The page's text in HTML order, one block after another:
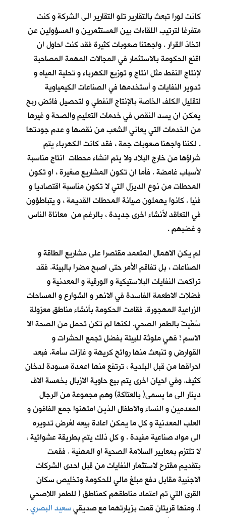
كانت لورا تبعث بالتقارير تلو التقارير الى الشركة و كنت
متفرغا لترتيب اللقاءات بين المستثمرين و المسؤولين عن
اتخاذ القرار . واجهتنا صعوبات كثيرة فقد كنت احاول ان
اقنع الحكومة بالاستثمار في المجالات المهمة المصاحبة
لإنتاج النفط مثل انتاج و توزيع الكهرباء و تحلية المياه و
تدوير النفايات و أستخدمها في الصناعات الكيمياوية
لتقليل الكلف الخاصة بالإنتاج النفطي و لتحصيل فائض ربح
يمكن ان يسد النقص في خدمات التعليم والصحة و غيرها
من الخدمات التي يعاني الشعب من نقصها و عدم جودتها
. لكننا واجهنا صعوبات جمة ، فقد كانت الكهرباء يتم
شراؤها من خارج البلاد ولا يتم انشاء محطات انتاج مناسبة
لأسباب غامضة . فأما ان تكون المشاريع صغيرة ، او تكون
المحطات من نوع الديزل التي لا تكون مناسبة اقتصاديا و
فنيا . كانوا يهملون صيانة المحطات القديمة ، و يتباطؤون
في التعاقد لأنشاء اخرى جديدة ، بالرغم من معاناة الناس
و غضبهم .
لم يكن الاهمال المتعمد مقتصرا على مشاريع الطاقة و
الصناعات ، بل تفاقم الأمر حتى اصبح مضرا بالبيئة. فقد
تراكمت النفايات البلاستيكية و الورقية و المعدنية و
فضلات الاطعمة الفاسدة في الانهر و الشوارع و المساحات
الزراعية المهجورة. فقامت الحكومة بأنشاء مناطق معزولة
سُمِّيتْ بالطمر الصحي. لكنها لم تكن تحمل من الصحة الا
الاسم ! فهي ملوثة للبيئة بفضل تجمع الحشرات و
القوارض و تنبعث منها روائح كريهة و غازات سأمة. فبعد
احراقها من قبل البلدية ، ترتفع منها اعمدة مسودة لدخانٍ
كثيف. وفي احيان اخرى يتم بيع حاوية الازبال بخمسة الاف
دينار الى ما يسمى( بالعتاكة) وهم مجموعة من الرجال
المعدمين و النساء والاطفال الذين امتهنوا جمع الفافون و
العلب المعدنية و كل ما يمكن اعادة بيعه لغرض تدويره
الى مواد صناعية مفيدة . و كل ذلك يتم بطريقة عشوائية ،
لا تلتزم بمعايير السلامة الصحية او المهنية . فقمت
بتقديم مقترح لاستثمار النفايات من قبل احدى الشركات
الاجنبية مقابل دفع مبلغ مالي للحكومة وتخليص سكان
القرى التي تم اعتماد مناطقهم كمناطق ( للطمر اللاصحي
). ومنها قريتان قمت بزيارتهما مع صديقيسعيد البصري.